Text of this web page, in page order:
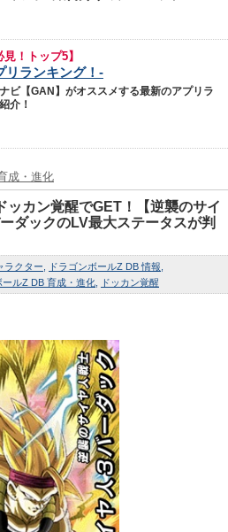
見！トップ5】
リランキング！-
ビ【GAN】がオススメする最新のアプリラ
介！
成・進化
ッカン覚醒でGET！【逆襲のサイ
ダックのLV最大ステータスが判
ラクター
ドラゴンボールZ DB 情報
ールZ DB 育成・進化 ドッカン覚醒